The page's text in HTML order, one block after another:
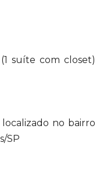
suíte com closet)
no bairro
SP